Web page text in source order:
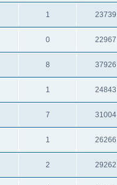
1 23739
0 22967
8 37926
1 24843
7 31004
1 26266
2 29262